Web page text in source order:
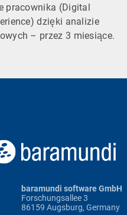
pracownika (Digital
dzięki analizie
– przez 3 miesiące.
baramundi software GmbH
Forschungsallee 3
86159 Augsburg, Germany